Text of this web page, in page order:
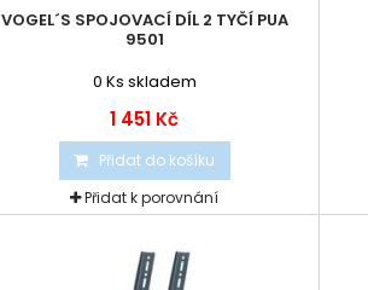
VOGEL´S SPOJOVACÍ DÍL 2 TYČÍ PUA
9501
0 Ks skladem
1 451 Kč
Přidat do košíku
Přidat k porovnání